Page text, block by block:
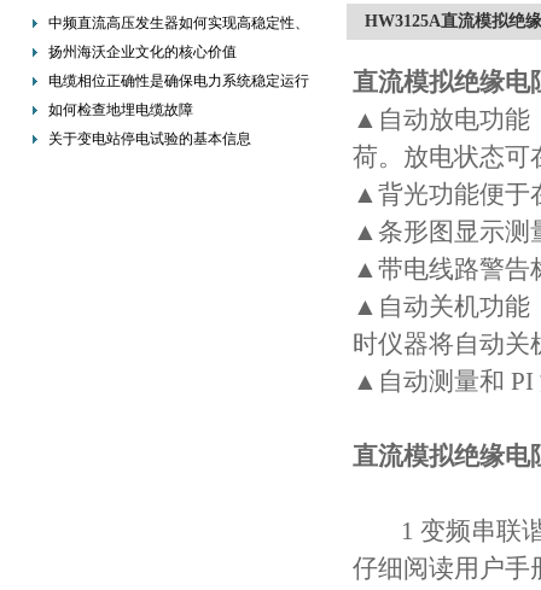
中频直流高压发生器如何实现高稳定性、
低纹波与便携式设计？
扬州海沃企业文化的核心价值
电缆相位正确性是确保电力系统稳定运行
的重要措施
如何检查地埋电缆故障
关于变电站停电试验的基本信息
HW3125A直流模拟绝
直流模拟绝缘电
▲自动放电功能
荷。放电状态可
▲背光功能便于
▲条形图显示测
▲带电线路警告
▲自动关机功能
时仪器将自动关
▲自动测量和 PI
直流模拟绝缘电
1 变频串联谐
仔细阅读用户手